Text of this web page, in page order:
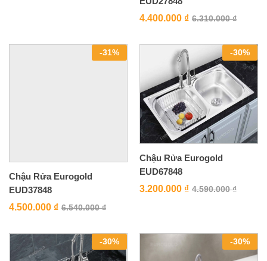
4.400.000 ₫ 6.310.000₫
-31%
Chậu Rửa Eurogold
EUD37848
4.500.000 ₫ 6.540.000₫
-30%
Chậu Rửa Eurogold
EUD67848
3.200.000 ₫ 4.590.000₫
-30% -30%